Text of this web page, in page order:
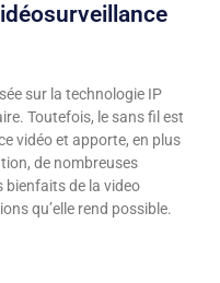
sur la technologie IP
Toutefois, le sans fil est
vidéo et apporte, en plus
de nombreuses
bienfaits de la video
qu’elle rend possible.